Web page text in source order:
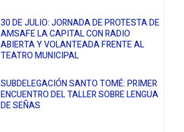
30 DE JULIO: JORNADA DE PROTESTA DE
AMSAFE LA CAPITAL CON RADIO
ABIERTA Y VOLANTEADA FRENTE AL
TEATRO MUNICIPAL
SUBDELEGACIÓN SANTO TOMÉ: PRIMER
ENCUENTRO DEL TALLER SOBRE LENGUA
DE SEÑAS